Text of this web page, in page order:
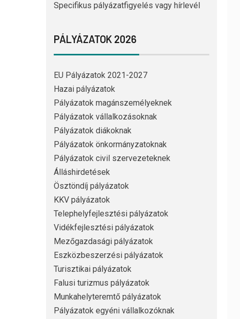
Specifikus pályázatfigyelés vagy hírlevél
PÁLYÁZATOK 2026
EU Pályázatok 2021-2027
Hazai pályázatok
Pályázatok magánszemélyeknek
Pályázatok vállalkozásoknak
Pályázatok diákoknak
Pályázatok önkormányzatoknak
Pályázatok civil szervezeteknek
Álláshirdetések
Ösztöndíj pályázatok
KKV pályázatok
Telephelyfejlesztési pályázatok
Vidékfejlesztési pályázatok
Mezőgazdasági pályázatok
Eszközbeszerzési pályázatok
Turisztikai pályázatok
Falusi turizmus pályázatok
Munkahelyteremtő pályázatok
Pályázatok egyéni vállalkozóknak